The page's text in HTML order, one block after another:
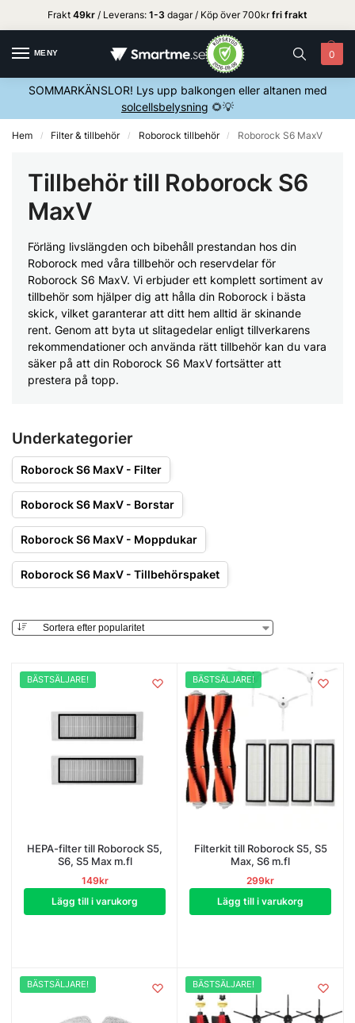
Frakt 49kr / Leverans: 1-3 dagar / Köp över 700krfri frakt
MENY 0
SOMMARKÄNSLOR! Lys upp balkongen eller altanen med
solcellsbelysning 🌻💡
Hem / Filter & tillbehör / Roborock tillbehör / Roborock S6 MaxV
Tillbehör till Roborock S6
MaxV
Förläng livslängden och bibehåll prestandan hos din
Roborock med våra tillbehör och reservdelar för
Roborock S6 MaxV. Vi erbjuder ett komplett sortiment av
tillbehör som hjälper dig att hålla din Roborock i bästa
skick, vilket garanterar att ditt hem alltid är skinande
rent. Genom att byta ut slitagedelar enligt tillverkarens
rekommendationer och använda rätt tillbehör kan du vara
säker på att din Roborock S6 MaxV fortsätter att
prestera på topp.
Underkategorier
Roborock S6 MaxV - Filter
Roborock S6 MaxV - Borstar
Roborock S6 MaxV - Moppdukar
Roborock S6 MaxV - Tillbehörspaket
BÄSTSÄLJARE!
HEPA-filter till Roborock S5,
S6, S5 Max m.fl
149kr
Lägg till i varukorg
BÄSTSÄLJARE!
Filterkit till Roborock S5, S5
Max, S6 m.fl
299kr
Lägg till i varukorg
BÄSTSÄLJARE! BÄSTSÄLJARE!